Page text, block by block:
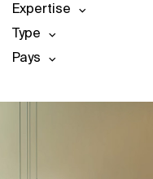
Expertise
Type
Pays